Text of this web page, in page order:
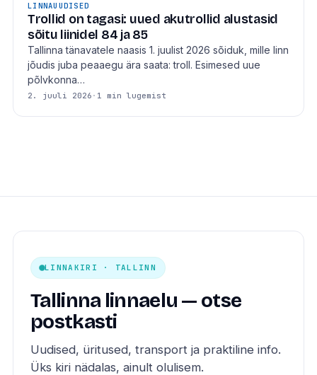
LINNAUUDISED
Trollid on tagasi: uued akutrollid alustasid
sõitu liinidel 84 ja 85
Tallinna tänavatele naasis 1. juulist 2026 sõiduk, mille linn
jõudis juba peaaegu ära saata: troll. Esimesed uue
põlvkonna…
2. juuli 2026 · 1 min lugemist
LINNAKIRI · TALLINN
Tallinna linnaelu — otse
postkasti
Uudised, üritused, transport ja praktiline info.
Üks kiri nädalas, ainult olulisem.